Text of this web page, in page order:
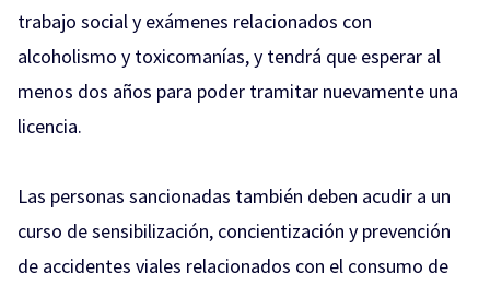
trabajo social y exámenes relacionados con
alcoholismo y toxicomanías, y tendrá que esperar al
menos dos años para poder tramitar nuevamente una
licencia.
Las personas sancionadas también deben acudir a un
curso de sensibilización, concientización y prevención
de accidentes viales relacionados con el consumo de